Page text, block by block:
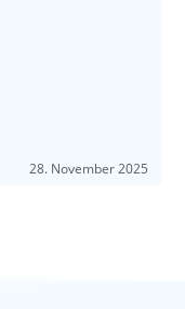
28. November 2025